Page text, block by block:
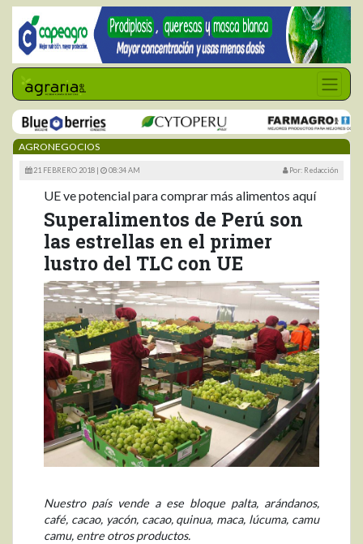
AGRONEGOCIOS
21 FEBRERO 2018 | 08:34 AM Por: Redacción
UE ve potencial para comprar más alimentos aquí
Superalimentos de Perú son
las estrellas en el primer
lustro del TLC con UE
Nuestro país vende a ese bloque palta, arándanos,
café, cacao, yacón, cacao, quinua, maca, lúcuma, camu
camu, entre otros productos.